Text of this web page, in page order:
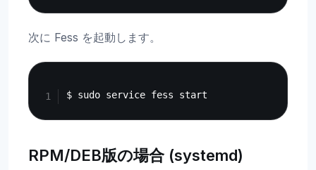
次に Fess を起動します。
RPM/DEB版の場合 (systemd)